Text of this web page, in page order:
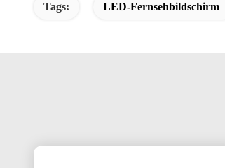
Tags: LED-Fernsehbildschirm